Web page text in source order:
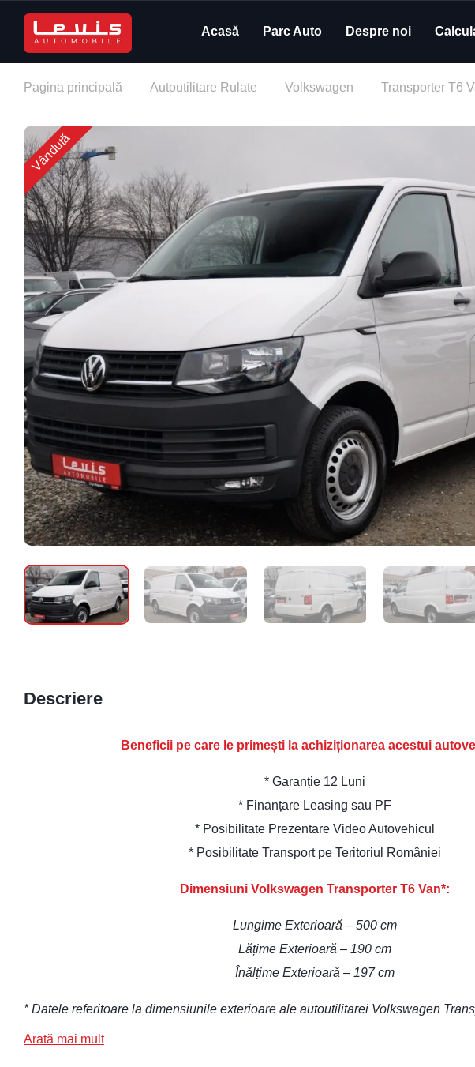
Acasă Parc Auto Despre noi
Pagina principală Autoutilitare Rulate Volkswagen Transporter T6
Vândută
Descriere
Beneficii pe care le primești la achiziționarea acestui
* Garanție 12 Luni
* Finanțare Leasing sau PF
* Posibilitate Prezentare Video Autovehicul
* Posibilitate Transport pe Teritoriul României
Dimensiuni Volkswagen Transporter T6 Van*:
Lungime Exterioară – 500 cm
Lățime Exterioară – 190 cm
Înălțime Exterioară – 197 cm
* Datele referitoare la dimensiunile exterioare ale autoutilitarei Volkswagen
Arată mai mult